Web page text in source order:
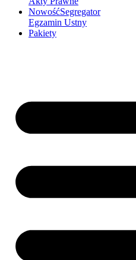
NowośćSegregator
Egzamin Ustny
Pakiety